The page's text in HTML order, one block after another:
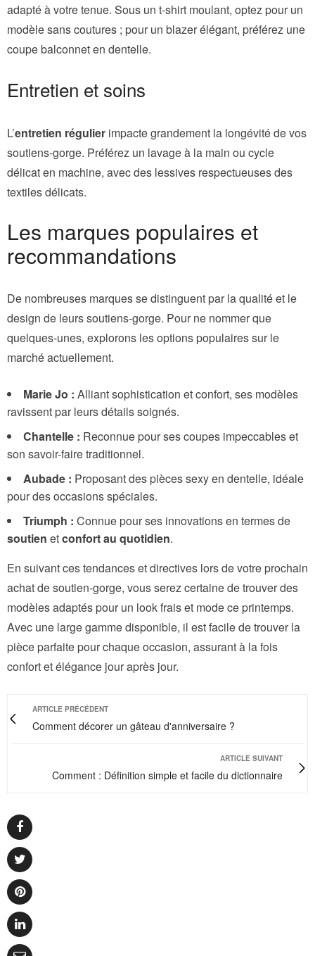
adapté à votre tenue. Sous un t-shirt moulant, optez pour un
modèle sans coutures ; pour un blazer élégant, préférez une
coupe balconnet en dentelle.
Entretien et soins
L’entretien régulier impacte grandement la longévité de vos
soutiens-gorge. Préférez un lavage à la main ou cycle
délicat en machine, avec des lessives respectueuses des
textiles délicats.
Les marques populaires et
recommandations
De nombreuses marques se distinguent par la qualité et le
design de leurs soutiens-gorge. Pour ne nommer que
quelques-unes, explorons les options populaires sur le
marché actuellement.
Marie Jo : Alliant sophistication et confort, ses modèles
ravissent par leurs détails soignés.
Chantelle : Reconnue pour ses coupes impeccables et
son savoir-faire traditionnel.
Aubade : Proposant des pièces sexy en dentelle, idéale
pour des occasions spéciales.
Triumph : Connue pour ses innovations en termes de
soutien etconfort au quotidien.
En suivant ces tendances et directives lors de votre prochain
achat de soutien-gorge, vous serez certaine de trouver des
modèles adaptés pour un look frais et mode ce printemps.
Avec une large gamme disponible, il est facile de trouver la
pièce parfaite pour chaque occasion, assurant à la fois
confort et élégance jour après jour.
ARTICLE PRÉCÉDENT
Comment décorer un gâteau d'anniversaire ?
ARTICLE SUIVANT
Comment : Définition simple et facile du dictionnaire